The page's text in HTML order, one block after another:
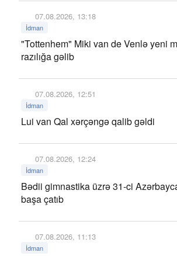
07.08.2026, 13:18
İdman
"Tottenhem" Miki van de Venlə yeni
razılığa gəlib
07.08.2026, 12:51
İdman
Lui van Qal xərçəngə qalib gəldi
07.08.2026, 12:24
İdman
Bədii gimnastika üzrə 31-ci
başa çatıb
07.08.2026, 11:13
İdman